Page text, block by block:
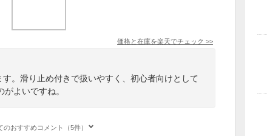
価格と在庫を楽天でチェック >>
。滑り止め付きで扱いやすく、初心者向けとして
よいですね。
のおすすめコメント（5件）